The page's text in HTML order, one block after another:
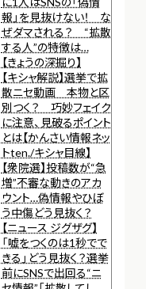
報」を見抜けない！ な
ぜダマされる？ “拡散
する人”の特徴は…
【きょうの深掘り】
【キシャ解説】選挙で拡
散ニセ動画 本物と区
別つく？ 巧妙フェイク
に注意、見破るポイント
とは【かんさい情報ネッ
トten./キシャ目線】
【衆院選】投稿数が“急
増”不審な動きのアカ
ウント…偽情報やひぼ
う中傷どう見抜く？
【ニュース ジグザグ】
「嘘をつくのは1秒でで
きる」どう見抜く？選挙
前にSNSで出回る“ニ